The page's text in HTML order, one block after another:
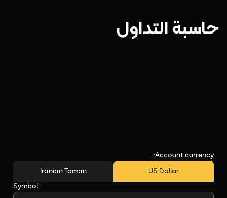
حاسبة التداول
Account currency:
US Dollar
Iranian Toman
Symbol